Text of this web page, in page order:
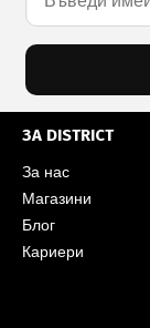
ЗА DISTRICT
За нас
Магазини
Блог
Кариери